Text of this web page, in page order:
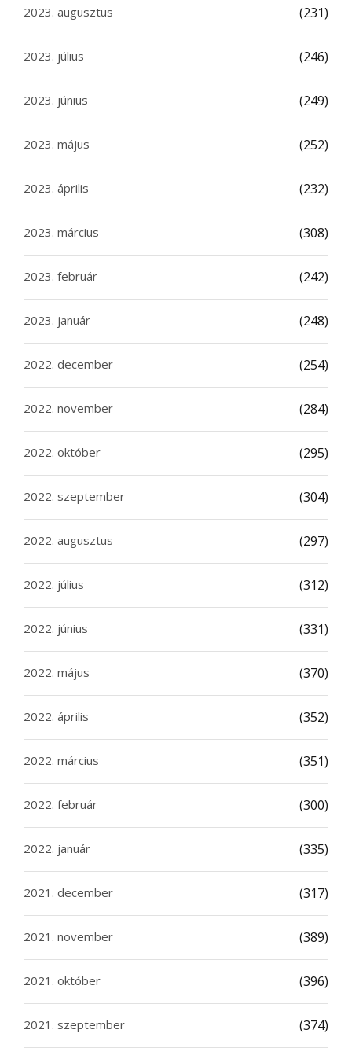
2023. augusztus (231)
2023. július (246)
2023. június (249)
2023. május (252)
2023. április (232)
2023. március (308)
2023. február (242)
2023. január (248)
2022. december (254)
2022. november (284)
2022. október (295)
2022. szeptember (304)
2022. augusztus (297)
2022. július (312)
2022. június (331)
2022. május (370)
2022. április (352)
2022. március (351)
2022. február (300)
2022. január (335)
2021. december (317)
2021. november (389)
2021. október (396)
2021. szeptember (374)